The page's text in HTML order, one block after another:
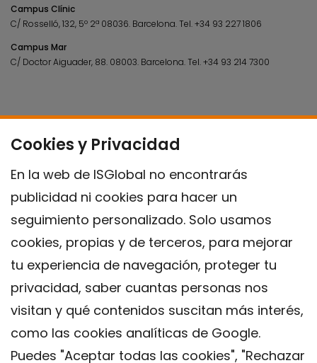
Cookies y Privacidad
En la web de ISGlobal no encontrarás
publicidad ni cookies para hacer un
seguimiento personalizado. Solo usamos
cookies, propias y de terceros, para mejorar
tu experiencia de navegación, proteger tu
privacidad, saber cuantas personas nos
visitan y qué contenidos suscitan más interés,
como las cookies analíticas de Google.
Puedes "Aceptar todas las cookies", "Rechazar
Campus Clínic
C/ Rosselló, 132, 5º 2ª 08036. Barcelona.Tel.+34 93 227 1806
Campus Mar
C/ Doctor Aiguader, 88. 08003. Barcelona.Tel.+34 93 214 7300